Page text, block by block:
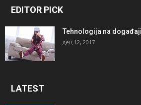
EDITOR PICK
Tehnologija na
дец 12, 2017
LATEST